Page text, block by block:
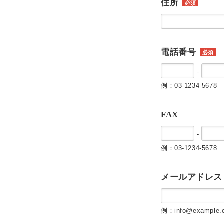
住所 必須
電話番号 必須
-
例：03-1234-5678
FAX
-
例：03-1234-5678
メールアドレス
例：